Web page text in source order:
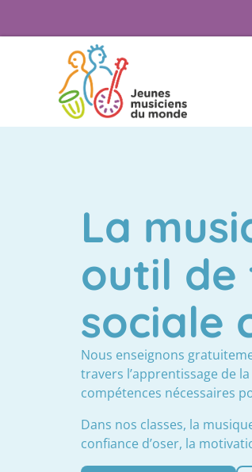
La
outil
sociale
Nous enseignons
travers l’apprentissage de
compétences nécessaires
Dans nos classes, la
confiance d’oser, la